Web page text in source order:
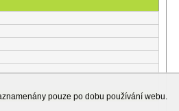
pouze po dobu používání webu.